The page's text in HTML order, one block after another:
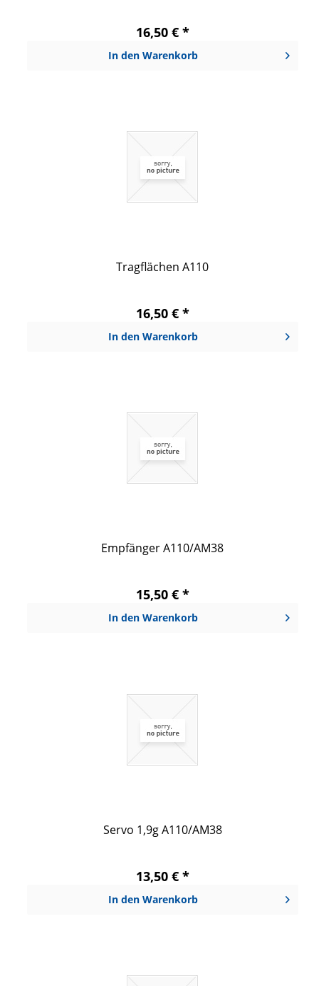
16,50 € *
In den Warenkorb
Tragflächen A110
16,50 € *
In den Warenkorb
Empfänger A110/AM38
15,50 € *
In den Warenkorb
Servo 1,9g A110/AM38
13,50 € *
In den Warenkorb